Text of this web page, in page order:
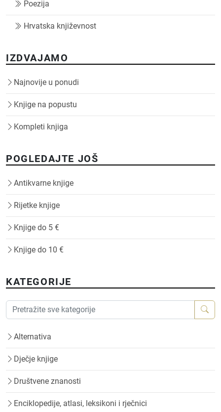
Poezija
Hrvatska književnost
IZDVAJAMO
Najnovije u ponudi
Knjige na popustu
Kompleti knjiga
POGLEDAJTE JOŠ
Antikvarne knjige
Rijetke knjige
Knjige do 5 €
Knjige do 10 €
KATEGORIJE
Alternativa
Dječje knjige
Društvene znanosti
Enciklopedije, atlasi, leksikoni i rječnici